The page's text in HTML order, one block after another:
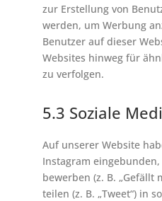
zur Erstellung von
werden, um Werbung
Benutzer auf dieser
Websites hinweg für
zu verfolgen.
5.3 Soziale
Auf unserer Website
Instagram
bewerben (z. B. „Gefällt
teilen (z. B. „Tweet“) in